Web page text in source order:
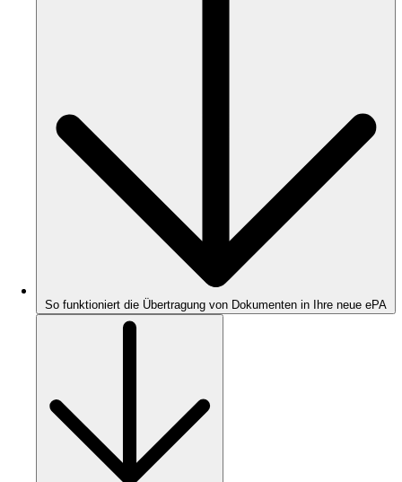
So funktioniert die Übertragung von Dokumenten in Ihre neue ePA